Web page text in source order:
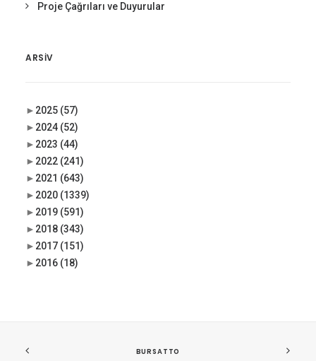
Proje Çağrıları ve Duyurular
ARSIV
► 2025 (57)
► 2024 (52)
► 2023 (44)
► 2022 (241)
► 2021 (643)
► 2020 (1339)
► 2019 (591)
► 2018 (343)
► 2017 (151)
► 2016 (18)
BURSATTO